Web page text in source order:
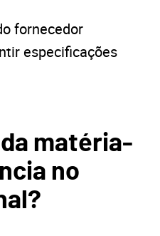
fornecedor
especificações
matéria-
no